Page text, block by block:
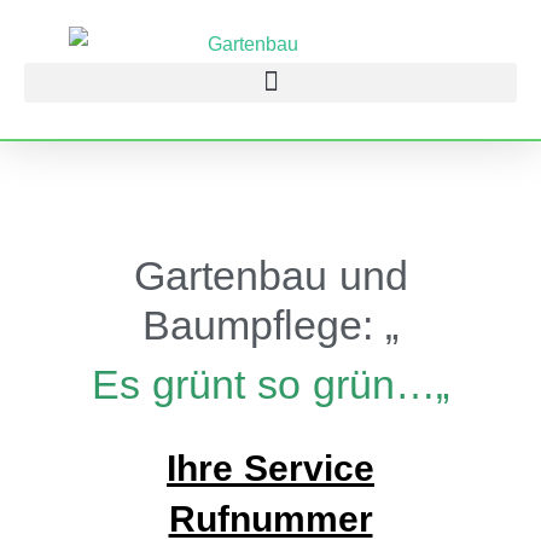
Gartenbau und
Baumpflege: „
Es grünt so grün…„
Ihre Service
Rufnummer